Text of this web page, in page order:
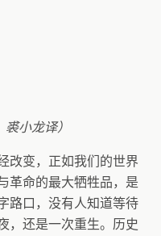
小龙译）
改变，正如我们的世界
革命的最大牺牲品，是
路口，没有人知道等待
，还是一次重生。历史